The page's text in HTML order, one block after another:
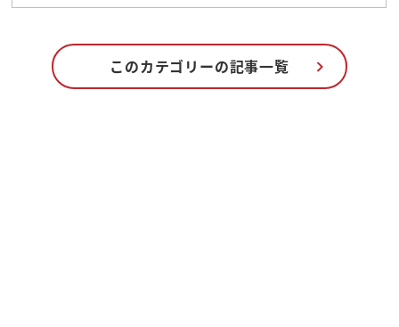
このカテゴリーの記事一覧